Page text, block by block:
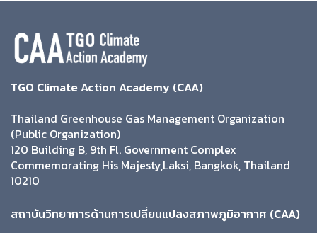
TGO Climate Action Academy (CAA)
Thailand Greenhouse Gas Management Organization
(Public Organization)
120 Building B, 9th Fl. Government Complex
Commemorating His Majesty,Laksi, Bangkok, Thailand
10210
สถาบันวิทยาการด้านการเปลี่ยนแปลงสภาพภูมิอากาศ (CAA)